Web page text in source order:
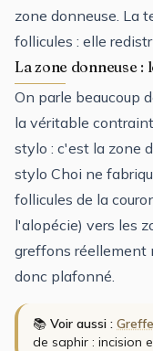
zone donneuse. La
follicules : elle
La zone donneuse
On parle beaucoup
la véritable
stylo : c'est la zone
stylo Choi ne
follicules de la
l'alopécie) vers les
greffons réellement
donc plafonné.
📚 Voir aussi :
de saphir : incision